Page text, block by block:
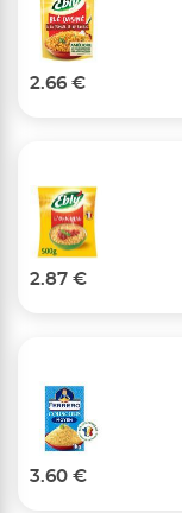
2.66 €
2.87 €
3.60 €